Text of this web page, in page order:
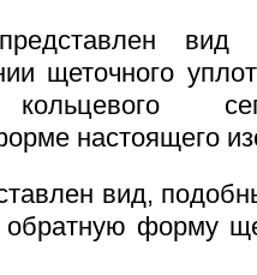
вид
щеточного
настоящего
вид,
форму